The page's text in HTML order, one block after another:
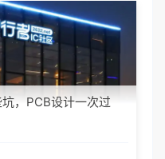
，PCB设计一次过